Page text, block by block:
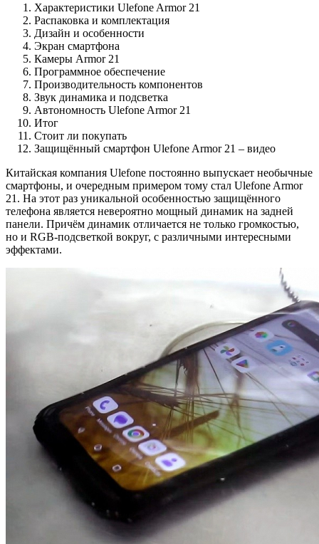
Характеристики Ulefone Armor 21
Распаковка и комплектация
Дизайн и особенности
Экран смартфона
Камеры Armor 21
Программное обеспечение
Производительность компонентов
Звук динамика и подсветка
Автономность Ulefone Armor 21
Итог
Стоит ли покупать
Защищённый смартфон Ulefone Armor 21 – видео
Китайская компания Ulefone постоянно выпускает необычные
смартфоны, и очередным примером тому стал Ulefone Armor
21. На этот раз уникальной особенностью защищённого
телефона является невероятно мощный динамик на задней
панели. Причём динамик отличается не только громкостью,
но и RGB-подсветкой вокруг, с различными интересными
эффектами.